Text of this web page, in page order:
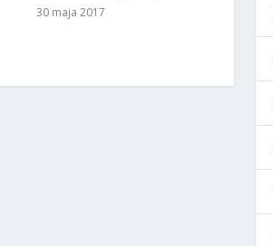
30 maja 2017